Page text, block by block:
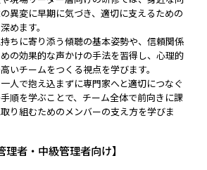
異変に早期に気づき、適切に支えるための
めます。
ちに寄り添う傾聴の基本姿勢や、信頼関係
の効果的な声かけの手法を習得し、心理的
いチームをつくる視点を学びます。
人で抱え込まずに専門家へと適切につなぐ
順を学ぶことで、チーム全体で前向きに課
り組むためのメンバーの支え方を学びま
理者・中級管理者向け】